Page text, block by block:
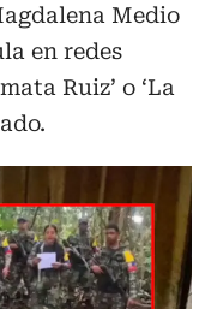
Medio
en redes
Ruiz’ o ‘La